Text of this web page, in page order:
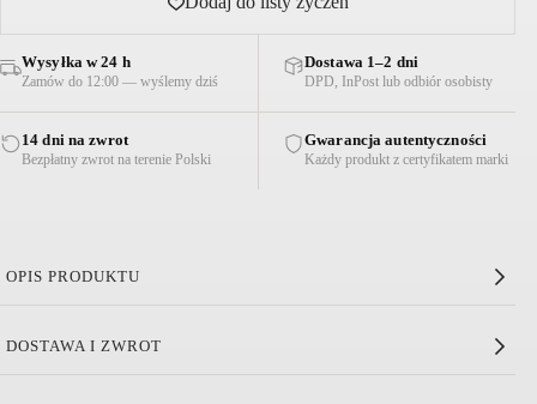
Wysyłka w 24 h
Zamów do 12:00 — wyślemy dziś
Dostawa 1–2 dni
DPD, InPost lub odbiór osobisty
14 dni na zwrot
Bezpłatny zwrot na terenie Polski
Gwarancja autentyczności
Każdy produkt z certyfikatem marki
OPIS PRODUKTU
DOSTAWA I ZWROT